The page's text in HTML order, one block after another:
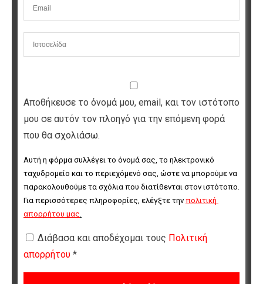
Αποθήκευσε το όνομά μου, email, και τον ιστότοπο
μου σε αυτόν τον πλοηγό για την επόμενη φορά
που θα σχολιάσω.
Αυτή η φόρμα συλλέγει το όνομά σας, το ηλεκτρονικό
ταχυδρομείο και το περιεχόμενό σας, ώστε να μπορούμε να
παρακολουθούμε τα σχόλια που διατίθενται στον ιστότοπο.
Για περισσότερες πληροφορίες, ελέγξτε την πολιτική
απορρήτου μας.
Διάβασα και αποδέχομαι τους Πολιτική
απορρήτου *